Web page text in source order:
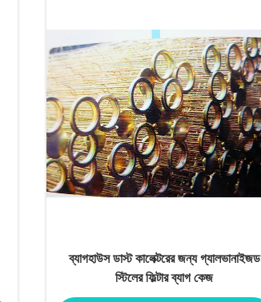
ব্যাগহাউস ডাস্ট কালেক্টরের জন্য গ্যালভানাইজড
স্টিলের ফিল্টার ব্যাগ কেজ